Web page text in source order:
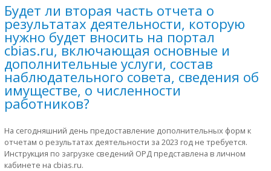
Будет ли вторая часть отчета о
результатах деятельности, которую
нужно будет вносить на портал
cbias.ru, включающая основные и
дополнительные услуги, состав
наблюдательного совета, сведения об
имуществе, о численности
работников?
На сегодняшний день предоставление дополнительных форм к
отчетам о результатах деятельности за 2023 год не требуется.
Инструкция по загрузке сведений ОРД представлена в личном
кабинете на cbias.ru.